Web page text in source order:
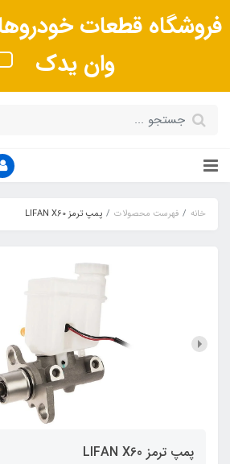
فروشگاه قطعات
وان یدک
خانه فهرست محصولات پمپ ترمز LIFAN X60
پمپ ترمز LIFAN X60